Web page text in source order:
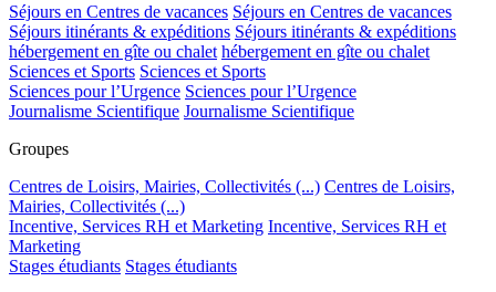
Séjours en Centres de vacances Séjours en Centres de vacances
Séjours itinérants & expéditions Séjours itinérants & expéditions
hébergement en gîte ou chalet hébergement en gîte ou chalet
Sciences et Sports Sciences et Sports
Sciences pour l’Urgence Sciences pour l’Urgence
Journalisme Scientifique Journalisme Scientifique
Groupes
Centres de Loisirs, Mairies, Collectivités (...) Centres de Loisirs,
Mairies, Collectivités (...)
Incentive, Services RH et Marketing Incentive, Services RH et
Marketing
Stages étudiants Stages étudiants